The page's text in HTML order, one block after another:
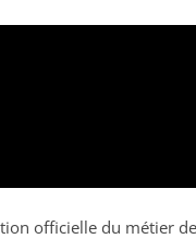
officielle du métier